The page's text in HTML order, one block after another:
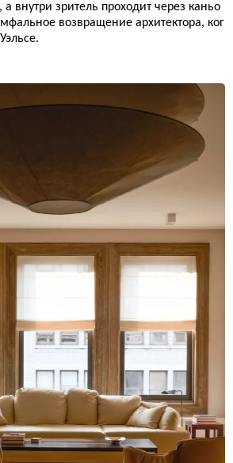
внутри зритель проходит через каньо
возвращение архитектора, ког